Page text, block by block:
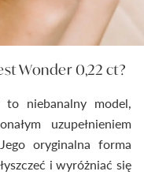
Wonder 0,22 ct?
to niebanalny model,
uzupełnieniem
oryginalna forma
i wyróżniać się